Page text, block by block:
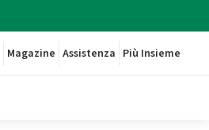
Magazine Assistenza Più Insieme